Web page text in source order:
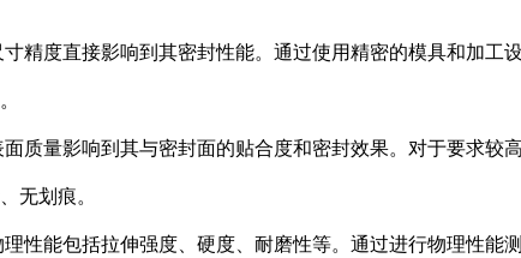
精度直接影响到其密封性能。通过使用精密的模具和加工
质量影响到其与密封面的贴合度和密封效果。对于要求较
无划痕。
性能包括拉伸强度、硬度、耐磨性等。通过进行物理性能